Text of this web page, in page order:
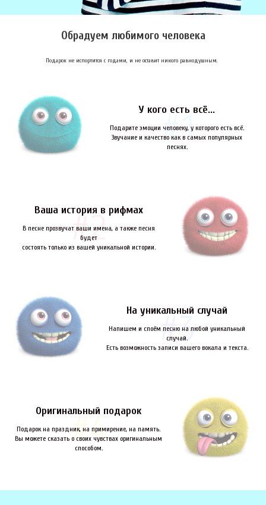
Обрадуем любимого человека
Подарок не испортится с годами, и не оставит никого равнодушным.
У кого есть всё...
Подарите эмоции человеку, у которого есть всё.
Звучание и качество как в самых популярных
песнях.
Ваша история в рифмах
В песне прозвучат ваши имена, а также песня
будет
состоять только из вашей уникальной истории.
На уникальный случай
Напишем и споём песню на любой уникальный
случай.
Есть возможность записи вашего вокала и текста.
Оригинальный подарок
Подарок на праздник, на примирение, на память.
Вы можете сказать о своих чувствах оригинальным
способом.